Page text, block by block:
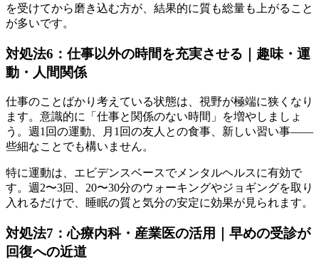
を受けてから磨き込む方が、結果的に質も総量も上がること
が多いです。
対処法6：仕事以外の時間を充実させる｜趣味・運
動・人間関係
仕事のことばかり考えている状態は、視野が極端に狭くなり
ます。意識的に「仕事と関係のない時間」を増やしましょ
う。週1回の運動、月1回の友人との食事、新しい習い事——
些細なことでも構いません。
特に運動は、エビデンスベースでメンタルヘルスに有効で
す。週2〜3回、20〜30分のウォーキングやジョギングを取り
入れるだけで、睡眠の質と気分の安定に効果が見られます。
対処法7：心療内科・産業医の活用｜早めの受診が
回復への近道